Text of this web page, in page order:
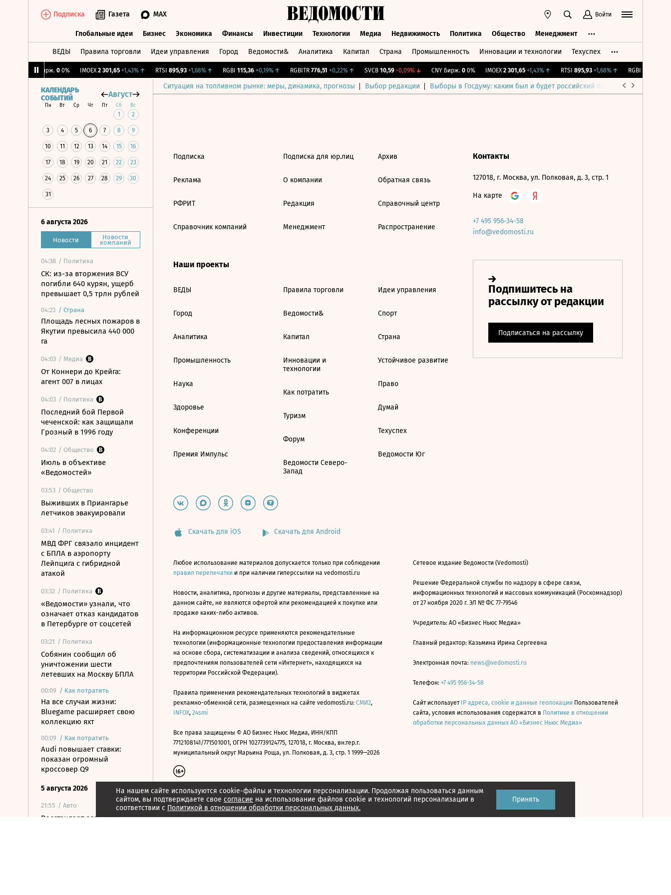
Подписка Газета MAX Войти
Глобальные идеи Бизнес Экономика Финансы Инвестиции Технологии Медиа Недвижимость Политика Общество Менеджмент
ВЕДЫ Правила торговли Идеи управления Город Ведомости& Аналитика Капитал Страна Промышленность Инновации и технологии Техуспех
CNY Бирж. 0 0% IMOEX 2 301,65 +1,43%↑ RTSI 895,93 +1,68%↑ RGBI 115,36 +0,19%↑ RGBITR 776,51 +0,22%↑ SVCB 10,59 -0,09%↓ CNY Бирж. 0 0% IMOEX 2 301,65 +1,43%↑ RTSI 895,93 +1,68%↑ RGBI 115,36
Ситуация на топливном рынке: меры, динамика, прогнозы Выбор редакции Выборы в Госдуму: каким был и будет российский парламент
КАЛЕНДАРЬ
СОБЫТИЙ
Август
Пн Вт Ср Чт Пт Сб Вс
1 2
3 4 5 6 7 8 9
10 11 12 13 14 15 16
17 18 19 20 21 22 23
24 25 26 27 28 29 30
31
6 августа 2026
Новости Новости
компаний
04:38 / Политика
СК: из-за вторжения ВСУ
погибли 640 курян, ущерб
превышает 0,5 трлн рублей
04:23 / Страна
Площадь лесных пожаров в
Якутии превысила 440 000
га
04:03 / Медиа
От Коннери до Крейга:
агент 007 в лицах
04:03 / Политика
Последний бой Первой
чеченской: как защищали
Грозный в 1996 году
04:02 / Общество
Июль в объективе
«Ведомостей»
03:53 / Общество
Выживших в Приангарье
летчиков эвакуировали
03:41 / Политика
МВД ФРГ связало инцидент
с БПЛА в аэропорту
Лейпцига с гибридной
атакой
03:32 / Политика
«Ведомости» узнали, что
означает отказ кандидатов
в Петербурге от соцсетей
03:21 / Политика
Собянин сообщил об
уничтожении шести
летевших на Москву БПЛА
00:09 / Как потратить
На все случаи жизни:
Bluegame расширяет свою
коллекцию яхт
00:09 / Как потратить
Audi повышает ставки:
показан огромный
кроссовер Q9
5 августа 2026
21:55 / Авто
Росстандарт запретил
На нашем сайте используются cookie-файлы и технологии персонализации. Продолжая пользоваться данным
сайтом, вы подтверждаете свое согласие на использование файлов cookie и технологий персонализации в
соответствии с Политикой в отношении обработки персональных данных.
Принять
Подписка
Реклама
РФРИТ
Справочник компаний
Подписка для юр.лиц
О компании
Редакция
Менеджмент
Архив
Обратная связь
Справочный центр
Распространение
Наши проекты
ВЕДЫ
Город
Аналитика
Промышленность
Наука
Здоровье
Конференции
Премия Импульс
Правила торговли
Ведомости&
Капитал
Инновации и
технологии
Как потратить
Туризм
Форум
Ведомости Северо-
Запад
Идеи управления
Спорт
Страна
Устойчивое развитие
Право
Думай
Техуспех
Ведомости Юг
Контакты
127018, г. Москва, ул. Полковая, д. 3, стр. 1
На карте
+7 495 956-34-58
info@vedomosti.ru
Скачать для iOS Скачать для Android
Любое использование материалов допускается только при соблюдении
правил перепечатки и при наличии гиперссылки на vedomosti.ru
Новости, аналитика, прогнозы и другие материалы, представленные на
данном сайте, не являются офертой или рекомендацией к покупке или
продаже каких-либо активов.
На информационном ресурсе применяются рекомендательные
технологии (информационные технологии предоставления информации
на основе сбора, систематизации и анализа сведений, относящихся к
предпочтениям пользователей сети «Интернет», находящихся на
территории Российской Федерации).
Правила применения рекомендательных технологий в виджетах
рекламно-обменной сети, размещенных на сайте vedomosti.ru: СМИ2,
INFOX, 24smi
Все права защищены © АО Бизнес Ньюс Медиа, ИНН/КПП
7712108141/771501001, ОГРН 1027739124775, 127018, г. Москва, вн.тер.г.
муниципальный округ Марьина Роща, ул. Полковая, д. 3, стр. 1 1999—2026
Сетевое издание Ведомости (Vedomosti)
Решение Федеральной службы по надзору в сфере связи,
информационных технологий и массовых коммуникаций (Роскомнадзор)
от 27 ноября 2020 г. ЭЛ № ФС 77-79546
Учредитель: АО «Бизнес Ньюс Медиа»
Главный редактор: Казьмина Ирина Сергеевна
Электронная почта: news@vedomosti.ru
Телефон: +7 495 956-34-58
Сайт использует IP адреса, cookie и данные геолокации Пользователей
сайта, условия использования содержатся в Политике в отношении
обработки персональных данных АО «Бизнес Ньюс Медиа»